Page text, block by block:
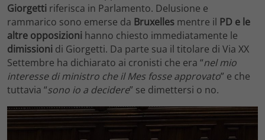
Giorgetti riferisca in Parlamento. Delusione e
rammarico sono emerse da Bruxelles mentre il PD e le
altre opposizioni hanno chiesto immediatamente le
dimissioni di Giorgetti. Da parte sua il titolare di Via XX
Settembre ha dichiarato ai cronisti che era “nel mio
interesse di ministro che il Mes fosse approvato” e che
tuttavia “sono io a decidere” se dimettersi o no.